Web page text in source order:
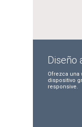
Diseño
Ofrezca una
dispositivo
responsive.